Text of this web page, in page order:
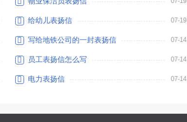
给幼儿表扬信 07-19
写给地铁公司的一封表扬信 07-14
员工表扬信怎么写 07-14
电力表扬信 07-14